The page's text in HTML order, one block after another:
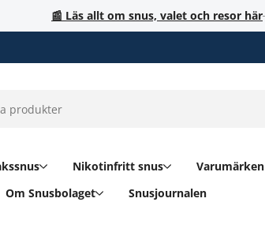
📰 Läs allt om snus, valet och resor här
Nikotinfritt snus Varumärken
Om Snusbolaget
Snusjournalen